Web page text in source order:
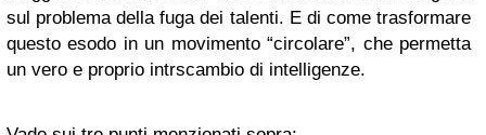
sul problema della fuga dei talenti. E di come trasformare
questo esodo in un movimento “circolare”, che permetta
un vero e proprio intrscambio di intelligenze.